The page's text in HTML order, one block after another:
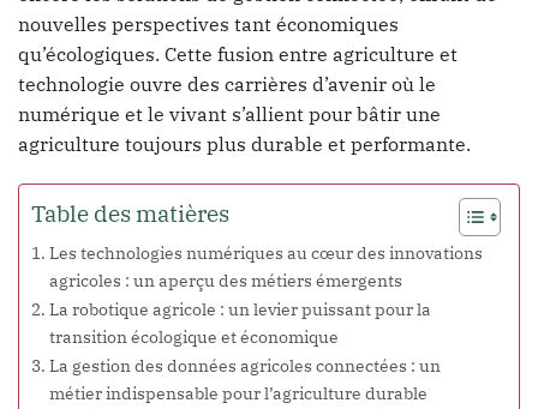
nouvelles perspectives tant économiques
qu’écologiques. Cette fusion entre agriculture et
technologie ouvre des carrières d’avenir où le
numérique et le vivant s’allient pour bâtir une
agriculture toujours plus durable et performante.
Table des matières
Les technologies numériques au cœur des innovations
agricoles : un aperçu des métiers émergents
La robotique agricole : un levier puissant pour la
transition écologique et économique
La gestion des données agricoles connectées : un
métier indispensable pour l’agriculture durable